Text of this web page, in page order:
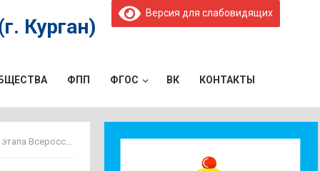
Курган)
ФПП ФГОС ВК КОНТАКТЫ
Версия для слабовидящих
сочинений 2025